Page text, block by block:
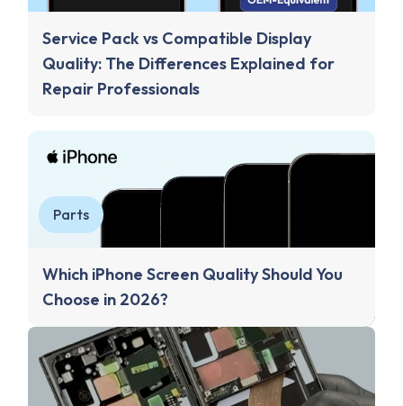
Service Pack vs Compatible Display
Quality: The Differences Explained for
Repair Professionals
Parts
Which iPhone Screen Quality Should You
Choose in 2026?